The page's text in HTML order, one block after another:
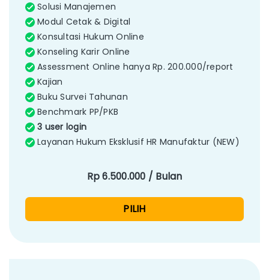
Solusi Manajemen
Modul Cetak & Digital
Konsultasi Hukum Online
Konseling Karir Online
Assessment Online hanya Rp. 200.000/report
Kajian
Buku Survei Tahunan
Benchmark PP/PKB
3 user login
Layanan Hukum Eksklusif HR Manufaktur (NEW)
Rp 6.500.000 / Bulan
PILIH